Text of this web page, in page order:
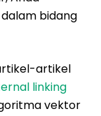
bidang
artikel
linking
vektor